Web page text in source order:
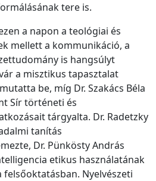
tere is.
a napon a teológiai és
mellett a kommunikáció, a
is hangsúlyt
a misztikus tapasztalat
be, míg Dr. Szakács Béla
Sír történeti és
tárgyalta. Dr. Radetzky
tanítás
Dr. Pünkösty András
etikus használatának
Nyelvészeti